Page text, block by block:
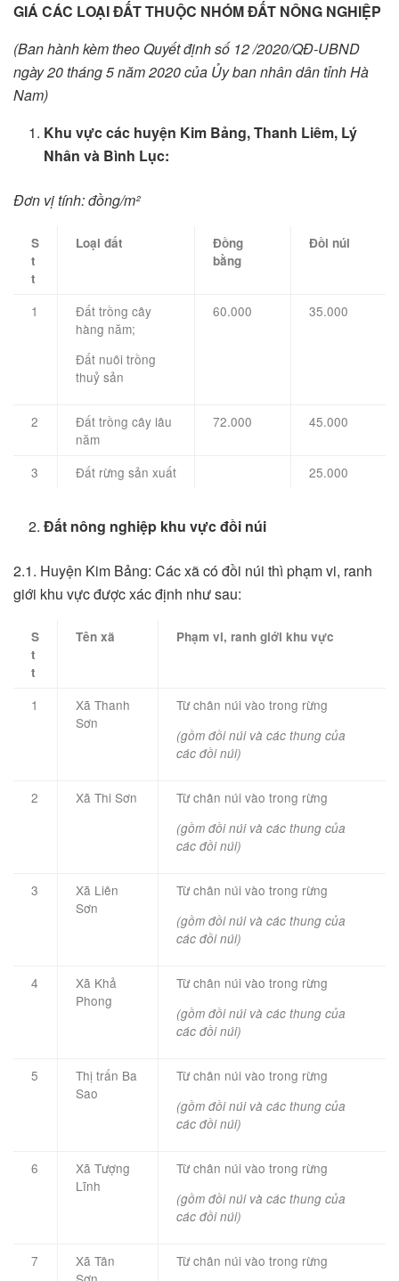
GIÁ CÁC LOẠI ĐẤT THUỘC NHÓM ĐẤT NÔNG NGHIỆP
(Ban hành kèm theo Quyết định số 12 /2020/QĐ-UBND
ngày 20 tháng 5 năm 2020 của Ủy ban nhân dân tỉnh Hà
Nam)
Khu vực các huyện Kim Bảng, Thanh Liêm, Lý
Nhân và Bình Lục:
Đơn vị tính: đồng/m²
S
t
t
Loại đất
Đồng
bằng
Đồi núi
1
Đất trồng cây
hàng năm;
Đất nuôi trồng
thuỷ sản
60.000 35.000
2
Đất trồng cây lâu
năm
72.000 45.000
3 Đất rừng sản xuất 25.000
Đất nông nghiệp khu vực đồi núi
2.1. Huyện Kim Bảng: Các xã có đồi núi thì phạm vi, ranh
giới khu vực được xác định như sau:
S
t
t
Tên xã Phạm vi, ranh giới khu vực
1
Xã Thanh
Sơn
Từ chân núi vào trong rừng
(gồm đồi núi và các thung của
các đồi núi)
2 Xã Thi Sơn Từ chân núi vào trong rừng
(gồm đồi núi và các thung của
các đồi núi)
3
Xã Liên
Sơn
Từ chân núi vào trong rừng
(gồm đồi núi và các thung của
các đồi núi)
4
Xã Khả
Phong
Từ chân núi vào trong rừng
(gồm đồi núi và các thung của
các đồi núi)
5
Thị trấn Ba
Sao
Từ chân núi vào trong rừng
(gồm đồi núi và các thung của
các đồi núi)
6
Xã Tượng
Lĩnh
Từ chân núi vào trong rừng
(gồm đồi núi và các thung của
các đồi núi)
7
Xã Tân
Từ chân núi vào trong rừng